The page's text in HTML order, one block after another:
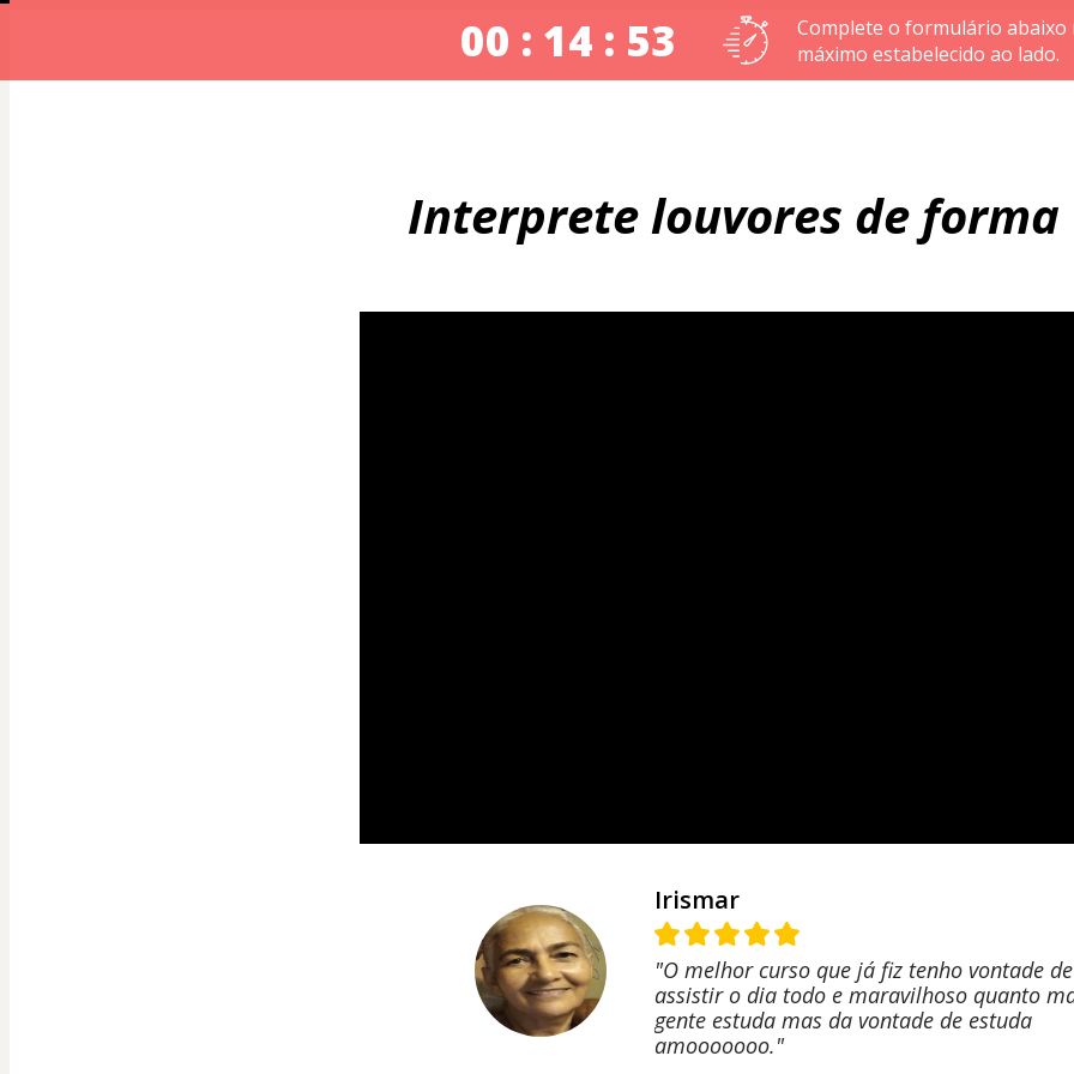
00 : 14 : 52
Complete o formulário abaixo
máximo estabelecido ao lado.
Interprete louvores de forma
Irismar
"O melhor curso que já fiz tenho vontade de
assistir o dia todo e maravilhoso quanto
gente estuda mas da vontade de estuda
amooooooo."